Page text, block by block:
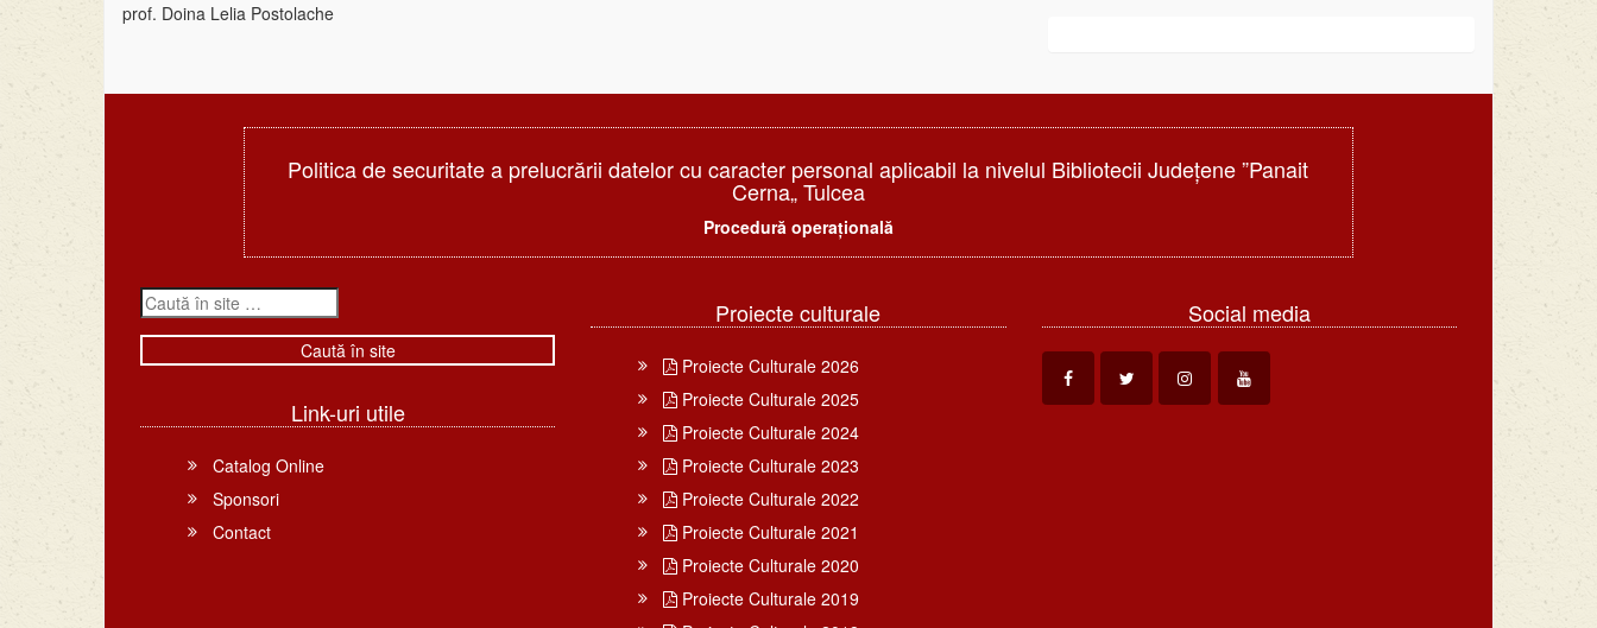
prof. Doina Lelia Postolache
Politica de securitate a prelucrării datelor cu caracter personal aplicabil la nivelul Bibliotecii Judeţene ”Panait
Cerna„ Tulcea
Procedură operațională
Link-uri utile
Catalog Online
Sponsori
Contact
Proiecte culturale
Proiecte Culturale 2026
Proiecte Culturale 2025
Proiecte Culturale 2024
Proiecte Culturale 2023
Proiecte Culturale 2022
Proiecte Culturale 2021
Proiecte Culturale 2020
Proiecte Culturale 2019
Social media